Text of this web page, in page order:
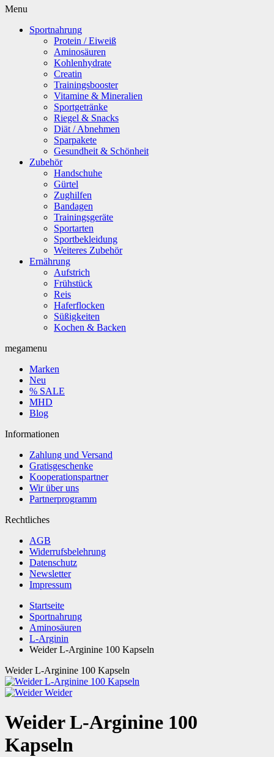
Menu
Sportnahrung
Protein / Eiweiß
Aminosäuren
Kohlenhydrate
Creatin
Trainingsbooster
Vitamine & Mineralien
Sportgetränke
Riegel & Snacks
Diät / Abnehmen
Sparpakete
Gesundheit & Schönheit
Zubehör
Handschuhe
Gürtel
Zughilfen
Bandagen
Trainingsgeräte
Sportarten
Sportbekleidung
Weiteres Zubehör
Ernährung
Aufstrich
Frühstück
Reis
Haferflocken
Süßigkeiten
Kochen & Backen
megamenu
Marken
Neu
% SALE
MHD
Blog
Informationen
Zahlung und Versand
Gratisgeschenke
Kooperationspartner
Wir über uns
Partnerprogramm
Rechtliches
AGB
Widerrufsbelehrung
Datenschutz
Newsletter
Impressum
Startseite
Sportnahrung
Aminosäuren
L-Arginin
Weider L-Arginine 100 Kapseln
Weider L-Arginine 100 Kapseln
Weider
Weider L-Arginine 100
Kapseln